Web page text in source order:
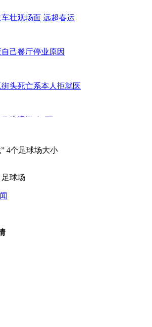
壮观场面 远超春运
己餐厅停业原因
头死亡系本人拒就医
坊爆燃致7死
级地震 成都有震感
个足球场大小
球场